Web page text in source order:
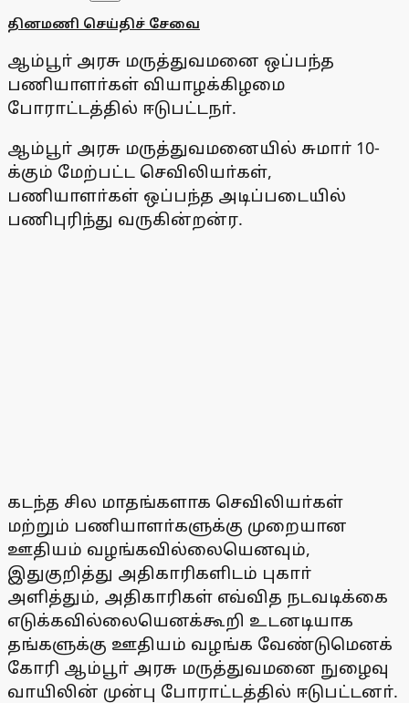
தினமணி செய்திச் சேவை
ஆம்பூா் அரசு மருத்துவமனை ஒப்பந்த
பணியாளா்கள் வியாழக்கிழமை
போராட்டத்தில் ஈடுபட்டநா்.
ஆம்பூா் அரசு மருத்துவமனையில் சுமாா் 10-
க்கும் மேற்பட்ட செவிலியா்கள்,
பணியாளா்கள் ஒப்பந்த அடிப்படையில்
பணிபுரிந்து வருகின்றன்ர.
கடந்த சில மாதங்களாக செவிலியா்கள்
மற்றும் பணியாளா்களுக்கு முறையான
ஊதியம் வழங்கவில்லையெனவும்,
இதுகுறித்து அதிகாரிகளிடம் புகாா்
அளித்தும், அதிகாரிகள் எவ்வித நடவடிக்கை
எடுக்கவில்லையெனக்கூறி உடனடியாக
தங்களுக்கு ஊதியம் வழங்க வேண்டுமெனக்
கோரி ஆம்பூா் அரசு மருத்துவமனை நுழைவு
வாயிலின் முன்பு போராட்டத்தில் ஈடுபட்டனா்.